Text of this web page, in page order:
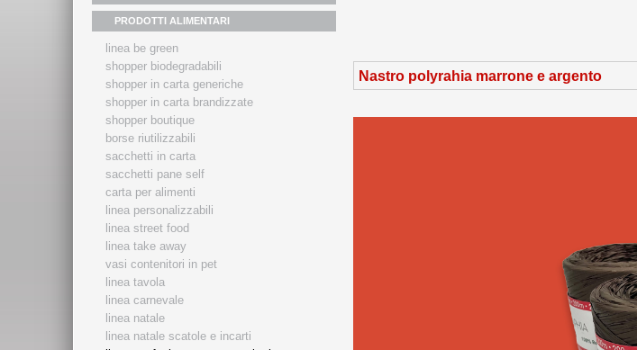
PRODOTTI ALIMENTARI
linea be green
shopper biodegradabili
shopper in carta generiche
shopper in carta brandizzate
shopper boutique
borse riutilizzabili
sacchetti in carta
sacchetti pane self
carta per alimenti
linea personalizzabili
linea street food
linea take away
vasi contenitori in pet
linea tavola
linea carnevale
linea natale
linea natale scatole e incarti
Nastro polyrahia marrone e argento